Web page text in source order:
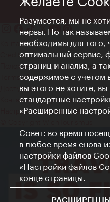
Контакт
Credits
Положение о
Terms of Use
Доступность
Контакты для прессы
Настройки файлов Cookie
Разумеется, мы не
нервы. Но так
необходимы для того,
оптимальный сервис,
страниц и анализ, а
содержимое с учетом
вы этого не хотите,
стандартные
«Расширенные
Совет: во время
в любое время снова
настройки файлов
«Настройки файлов
конце страницы.